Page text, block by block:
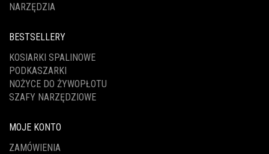
NARZĘDZIA
BESTSELLERY
KOSIARKI SPALINOWE
PODKASZARKI
NOŻYCE DO ŻYWOPŁOTU
SZAFY NARZĘDZIOWE
MOJE KONTO
ZAMÓWIENIA